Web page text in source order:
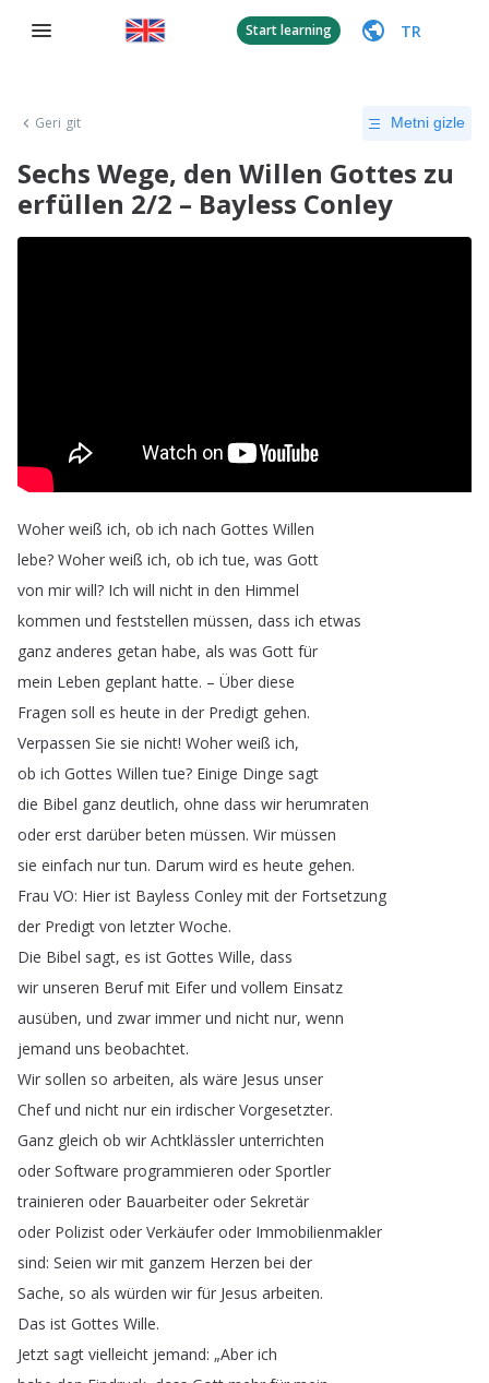
Start learning TR
Geri git Metni gizle
Sechs Wege, den Willen Gottes zu
erfüllen 2/2 – Bayless Conley
Woher weiß ich, ob ich nach Gottes Willen
lebe? Woher weiß ich, ob ich tue, was Gott
von mir will? Ich will nicht in den Himmel
kommen und feststellen müssen, dass ich etwas
ganz anderes getan habe, als was Gott für
mein Leben geplant hatte. – Über diese
Fragen soll es heute in der Predigt gehen.
Verpassen Sie sie nicht! Woher weiß ich,
ob ich Gottes Willen tue? Einige Dinge sagt
die Bibel ganz deutlich, ohne dass wir herumraten
oder erst darüber beten müssen. Wir müssen
sie einfach nur tun. Darum wird es heute gehen.
Frau VO: Hier ist Bayless Conley mit der Fortsetzung
der Predigt von letzter Woche.
Die Bibel sagt, es ist Gottes Wille, dass
wir unseren Beruf mit Eifer und vollem Einsatz
ausüben, und zwar immer und nicht nur, wenn
jemand uns beobachtet.
Wir sollen so arbeiten, als wäre Jesus unser
Chef und nicht nur ein irdischer Vorgesetzter.
Ganz gleich ob wir Achtklässler unterrichten
oder Software programmieren oder Sportler
trainieren oder Bauarbeiter oder Sekretär
oder Polizist oder Verkäufer oder Immobilienmakler
sind: Seien wir mit ganzem Herzen bei der
Sache, so als würden wir für Jesus arbeiten.
Das ist Gottes Wille.
Jetzt sagt vielleicht jemand: „Aber ich